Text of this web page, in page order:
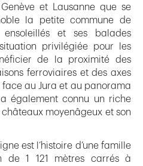
et Lausanne que se
la petite commune de
ensoleillés et ses balades
privilégiée pour les
de la proximité des
ferroviaires et des axes
face au Jura et au panorama
également connu un riche
moyenâgeux et son
est l’histoire d’une famille
de 1 121 mètres carrés à